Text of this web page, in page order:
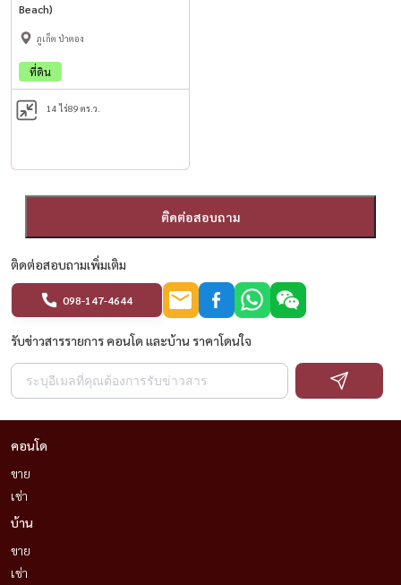
Beach)
ภูเก็ต ป่าตอง
ที่ดิน
14 ไร่89 ตร.ว.
ติดต่อสอบถาม
ติดต่อสอบถามเพิ่มเติม
098-147-4644
รับข่าวสารรายการ คอนโด และบ้าน ราคาโดนใจ
คอนโด
ขาย
เช่า
บ้าน
ขาย
เช่า